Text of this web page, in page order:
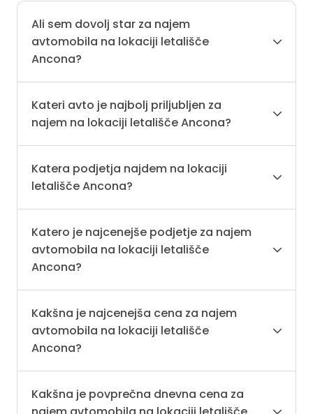
Ali sem dovolj star za najem
avtomobila na lokaciji letališče
Ancona?
Kateri avto je najbolj priljubljen za
najem na lokaciji letališče Ancona?
Katera podjetja najdem na lokaciji
letališče Ancona?
Katero je najcenejše podjetje za najem
avtomobila na lokaciji letališče
Ancona?
Kakšna je najcenejša cena za najem
avtomobila na lokaciji letališče
Ancona?
Kakšna je povprečna dnevna cena za